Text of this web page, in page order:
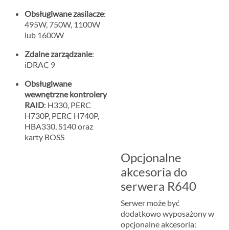
Obsługiwane zasilacze:
495W, 750W, 1100W
lub 1600W
Zdalne zarządzanie:
iDRAC 9
Obsługiwane
wewnętrzne kontrolery
RAID: H330, PERC
H730P, PERC H740P,
HBA330, S140 oraz
karty BOSS
Opcjonalne
akcesoria do
serwera R640
Serwer może być
dodatkowo wyposażony w
opcjonalne akcesoria: